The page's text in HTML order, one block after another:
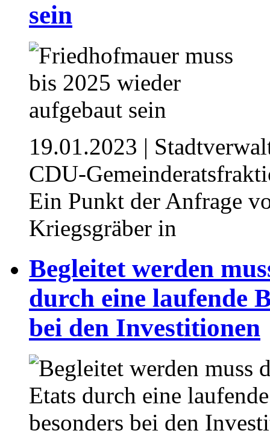
sein
19.01.2023 |
CDU-
Ein Punkt der Anfrage
Kriegsgräber in
Begleitet werden
durch eine laufende
bei den Investitionen